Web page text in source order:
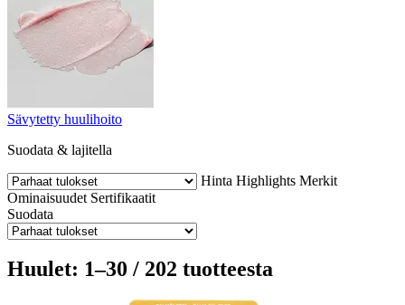
Sävytetty huulihoito
Suodata & lajitella
Hinta Highlights Merkit
Ominaisuudet Sertifikaatit
Suodata
Huulet: 1–30 / 202 tuotteesta